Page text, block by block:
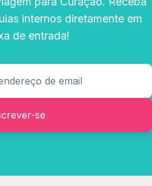
internos diretamente em
de entrada!
se